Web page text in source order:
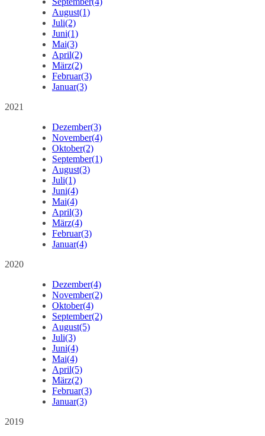
August(1)
Juli(2)
Juni(1)
Mai(3)
April(2)
März(2)
Februar(3)
Januar(3)
2021
Dezember(3)
November(4)
Oktober(2)
September(1)
August(3)
Juli(1)
Juni(4)
Mai(4)
April(3)
März(4)
Februar(3)
Januar(4)
2020
Dezember(4)
November(2)
Oktober(4)
September(2)
August(5)
Juli(3)
Juni(4)
Mai(4)
April(5)
März(2)
Februar(3)
Januar(3)
2019